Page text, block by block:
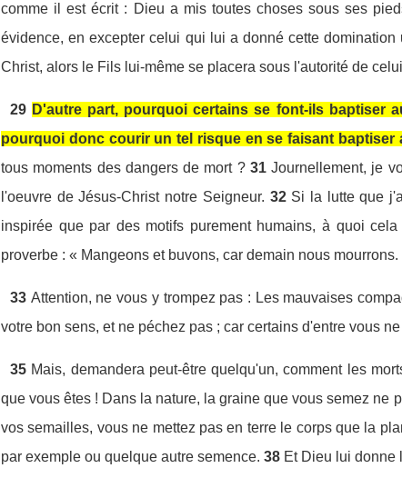
comme il est écrit : Dieu a mis toutes choses sous ses
évidence, en excepter celui qui lui a donné cette domination
Christ, alors le Fils lui-même se placera sous l'autorité de
29 D'autre part, pourquoi certains se font-ils baptiser
pourquoi donc courir un tel risque en se faisant baptiser
tous moments des dangers de mort ? 31 Journellement, je
l'oeuvre de Jésus-Christ notre Seigneur. 32 Si la lutte que
inspirée que par des motifs purement humains, à quoi
proverbe : « Mangeons et buvons, car demain nous mourrons.
33 Attention, ne vous y trompez pas : Les mauvaises
votre bon sens, et ne péchez pas ; car certains d'entre vous
35 Mais, demandera peut-être quelqu'un, comment les
que vous êtes ! Dans la nature, la graine que vous semez ne
vos semailles, vous ne mettez pas en terre le corps que la
par exemple ou quelque autre semence. 38 Et Dieu lui donne